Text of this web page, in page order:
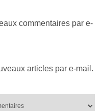
commentaires par e-
articles par e-mail.